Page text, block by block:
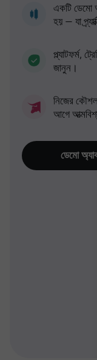
একটি ডেমো
হয় — যা
প্ল্যাটফর্ম,
জানুন।
নিজের
আগে
ডেমো